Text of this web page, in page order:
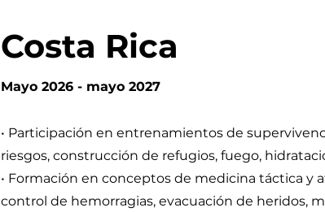
Costa Rica
Mayo 2026 - mayo 2027
• Participación en entrenamientos de
riesgos, construcción de refugios, fuego,
• Formación en conceptos de medicina táctica y
control de hemorragias, evacuación de heridos,